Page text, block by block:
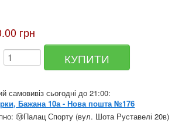
грн
самовивіз сьогодні до 21:00:
Бажана 10а - Нова пошта №176
Ⓜ️Палац Спорту (вул. Шота Руставелі 20в)